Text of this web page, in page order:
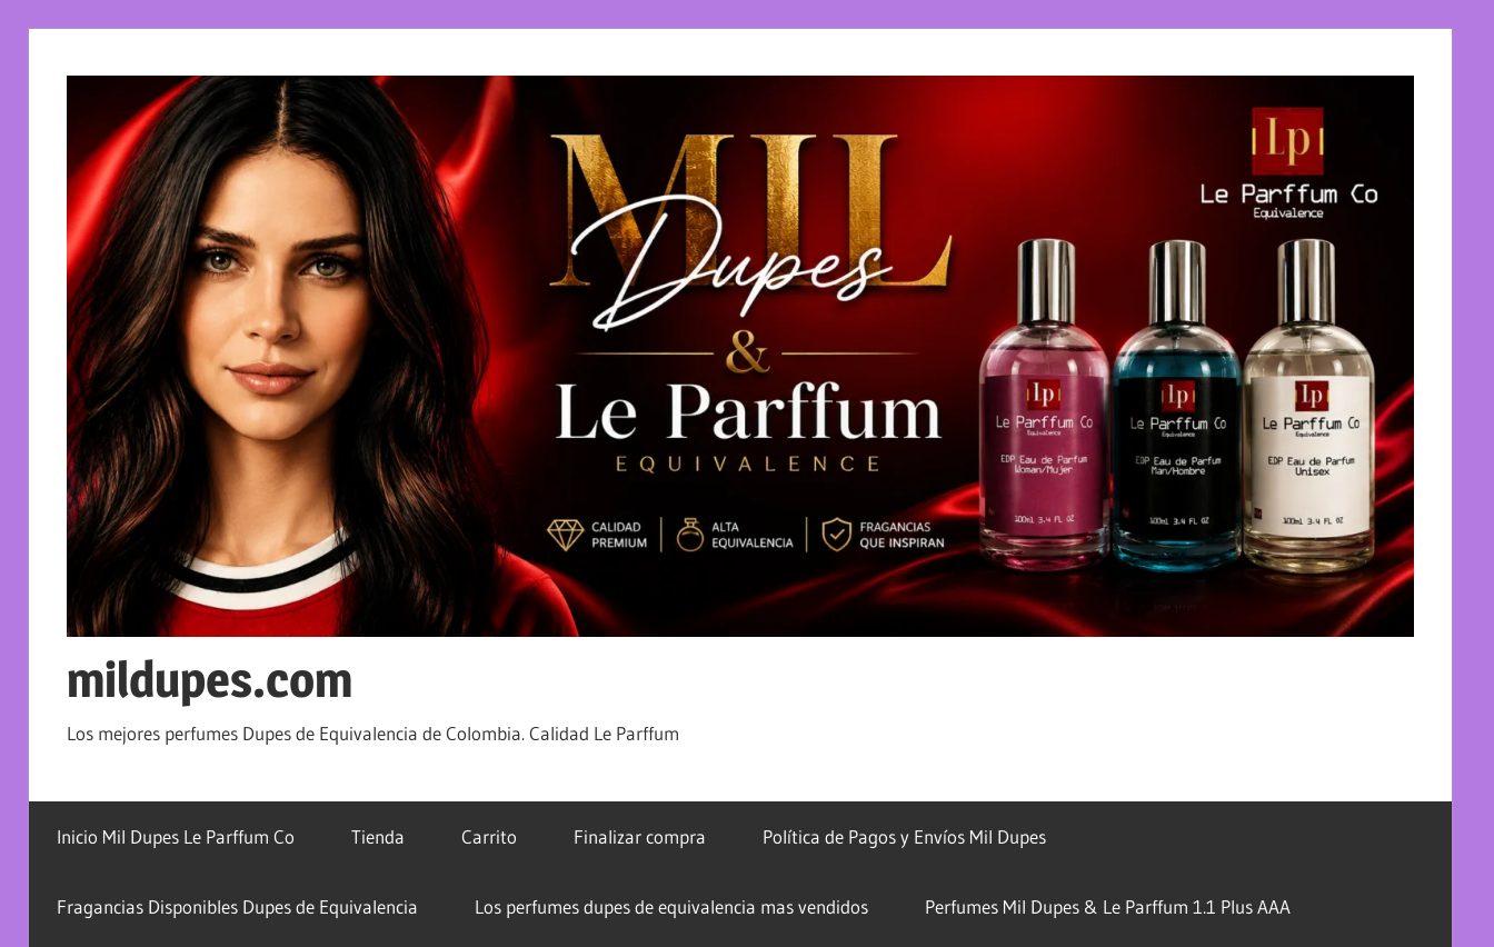
mildupes.com
Los mejores perfumes Dupes de Equivalencia de Colombia. Calidad Le Parffum
Inicio Mil Dupes Le Parffum Co Tienda Carrito Finalizar compra Política de Pagos y Envíos Mil Dupes
Fragancias Disponibles Dupes de Equivalencia Los perfumes dupes de equivalencia mas vendidos Perfumes Mil Dupes & Le Parffum 1.1 Plus AAA